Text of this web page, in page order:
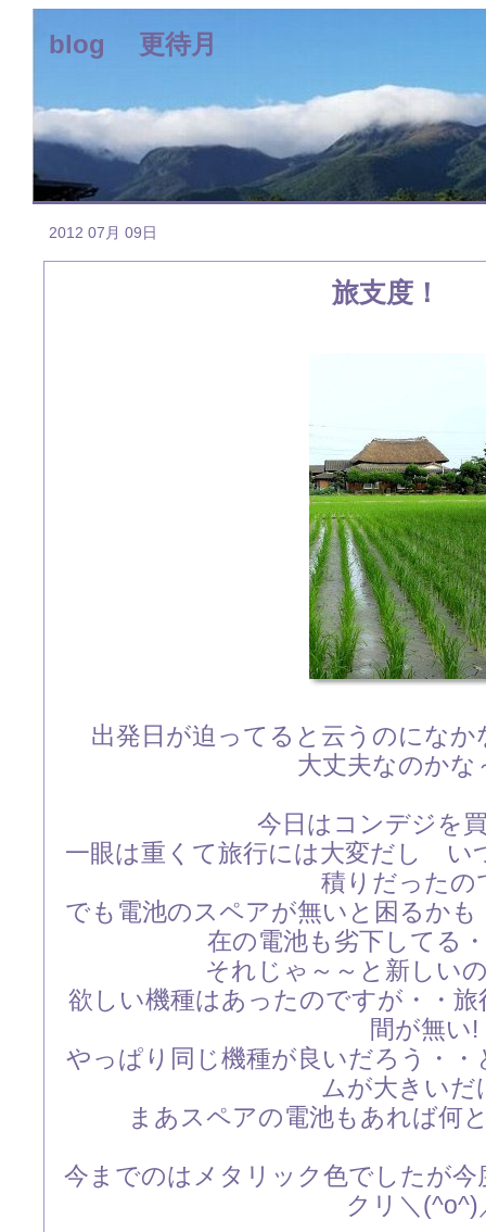
blog 更待月
2012 07月 09日
旅支度！
出発日が迫ってると云うのにな
大丈夫なのかな
今日はコンデジを
一眼は重くて旅行には大変だし い
積りだったの
でも電池のスペアが無いと困るか
在の電池も劣下してる
それじゃ～～と新しい
欲しい機種はあったのですが・・
間が無い!
やっぱり同じ機種が良いだろう・
ムが大きいだ
まあスペアの電池もあれば何
今までのはメタリック色でしたが
クリ＼(^o^)